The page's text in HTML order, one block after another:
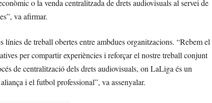
o la venda centralitzada de drets audiovisuals al servei de
va afirmar.
línies de treball obertes entre ambdues organitzacions. “Rebem el
per compartir experiències i reforçar el nostre treball conjunt
de centralització dels drets audiovisuals, on LaLiga és un
i el futbol professional”, va assenyalar.